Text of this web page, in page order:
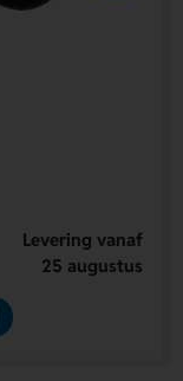
Levering vanaf
25 augustus